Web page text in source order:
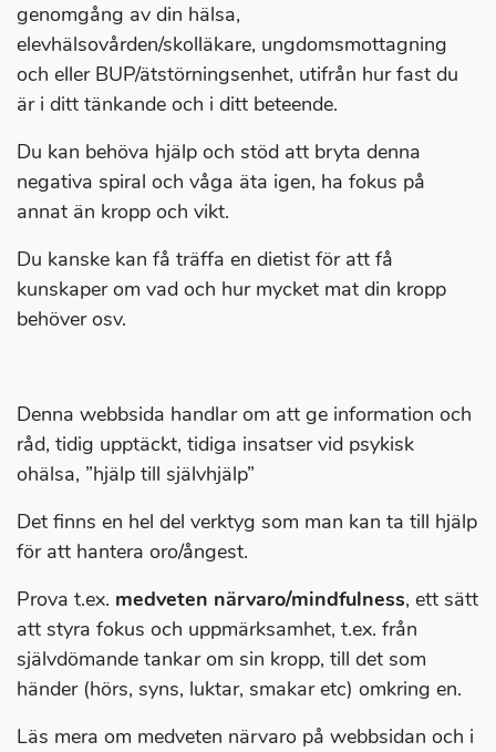
genomgång av din hälsa,
elevhälsovården/skolläkare, ungdomsmottagning
och eller BUP/ätstörningsenhet, utifrån hur fast du
är i ditt tänkande och i ditt beteende.
Du kan behöva hjälp och stöd att bryta denna
negativa spiral och våga äta igen, ha fokus på
annat än kropp och vikt.
Du kanske kan få träffa en dietist för att få
kunskaper om vad och hur mycket mat din kropp
behöver osv.
Denna webbsida handlar om att ge information och
råd, tidig upptäckt, tidiga insatser vid psykisk
ohälsa, ”hjälp till självhjälp”
Det finns en hel del verktyg som man kan ta till hjälp
för att hantera oro/ångest.
Prova t.ex. medveten närvaro/mindfulness, ett sätt
att styra fokus och uppmärksamhet, t.ex. från
självdömande tankar om sin kropp, till det som
händer (hörs, syns, luktar, smakar etc) omkring en.
Läs mera om medveten närvaro på webbsidan och i